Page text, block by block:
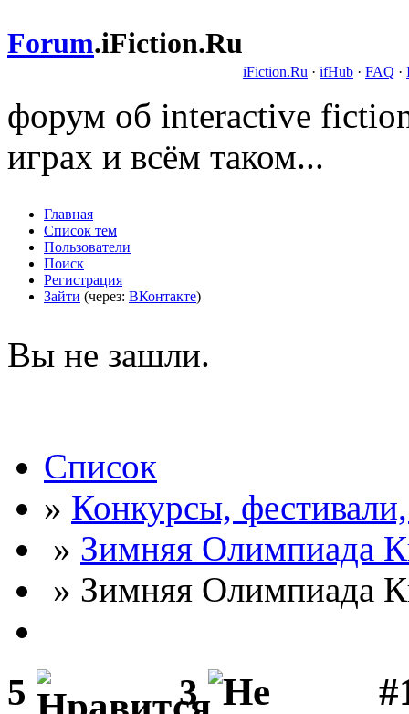
Forum.iFiction.Ru
iFiction.Ru · ifHub · FAQ ·
форум об interactive
играх и всём таком...
Главная
Список тем
Пользователи
Поиск
Регистрация
Зайти (через: ВКонтакте)
Вы не зашли.
Список
» Конкурсы,
» Зимняя Олимпиада
» Зимняя Олимпиада
5 3